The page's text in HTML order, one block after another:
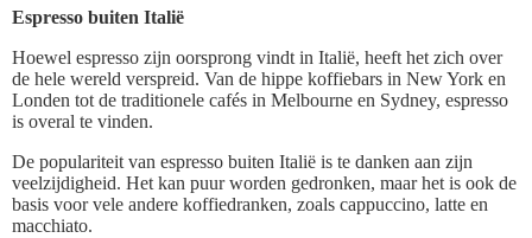
Espresso buiten Italië
Hoewel espresso zijn oorsprong vindt in Italië, heeft het zich over
de hele wereld verspreid. Van de hippe koffiebars in New York en
Londen tot de traditionele cafés in Melbourne en Sydney, espresso
is overal te vinden.
De populariteit van espresso buiten Italië is te danken aan zijn
veelzijdigheid. Het kan puur worden gedronken, maar het is ook de
basis voor vele andere koffiedranken, zoals cappuccino, latte en
macchiato.